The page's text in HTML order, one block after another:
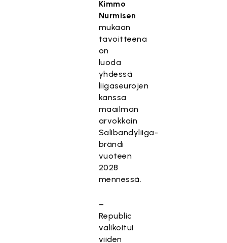
Kimmo
Nurmisen
mukaan
tavoitteena
on
luoda
yhdessä
liigaseurojen
kanssa
maailman
arvokkain
Salibandyliiga-
brändi
vuoteen
2028
mennessä.
–
Republic
valikoitui
viiden